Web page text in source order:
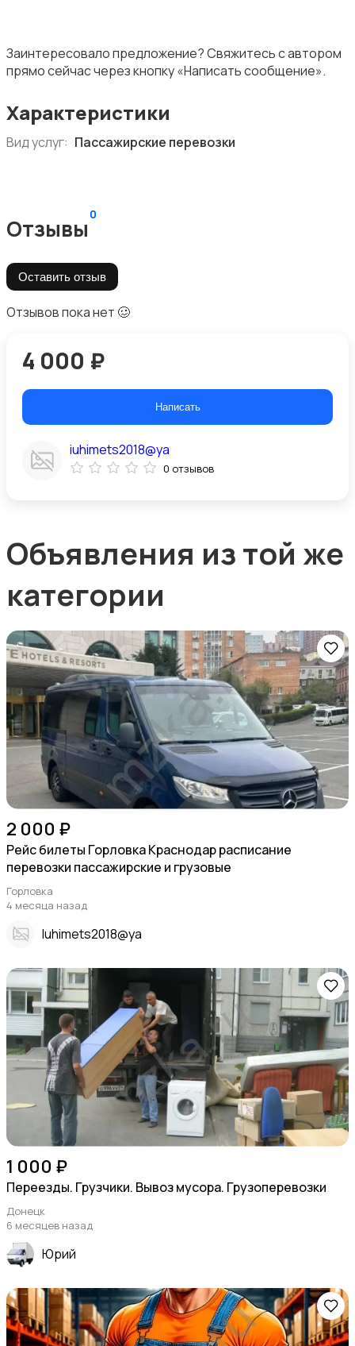
Заинтересовало предложение? Свяжитесь с автором
прямо сейчас через кнопку «Написать сообщение».
Характеристики
Вид услуг: Пассажирские перевозки
Отзывы
0
Оставить отзыв
Отзывов пока нет 🥴
4 000 ₽
Написать
iuhimets2018@ya
0 отзывов
Объявления из той же
категории
2 000 ₽
Рейс билеты Горловка Краснодар расписание
перевозки пассажирские и грузовые
Горловка
4 месяца назад
Iuhimets2018@ya
1 000 ₽
Переезды. Грузчики. Вывоз мусора. Грузоперевозки
Донецк
6 месяцев назад
Юрий